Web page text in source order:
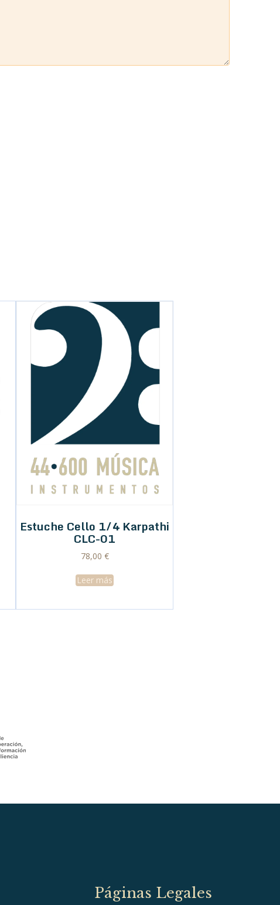
Estuche Cello 1/4 Karpathi
CLC-01
78,00 €
Leer más
Páginas Legales